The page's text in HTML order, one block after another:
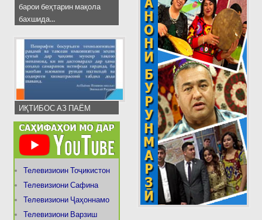
барои беҳтарин мақола
бахшида...
ИҚТИБОС АЗ ПАЁМ
Телевизиоин Тоҷикистон
Телевизиони Сафина
Телевизиони Ҷаҳоннамо
Телевизиони Варзиш